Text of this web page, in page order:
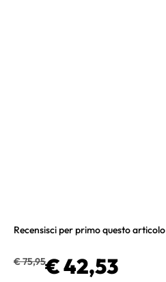
Recensisci per primo questo articolo
€ 75,95€ 42,53